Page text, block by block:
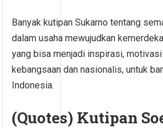
Banyak kutipan Sukarno tentang
dalam usaha mewujudkan
yang bisa menjadi inspirasi,
kebangsaan dan nasionalis, untuk
Indonesia.
(Quotes) Kutipan